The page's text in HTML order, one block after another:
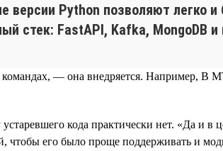
Python позволяют легко
стек: FastAPI, Kafka, MongoDB и
командах, — она внедряется. Например, В
кода практически нет. «Да и в
его было проще поддерживать и